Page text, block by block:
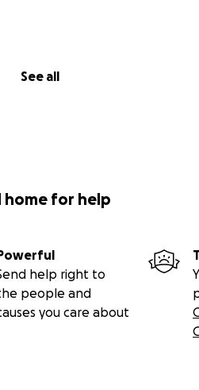
See all
hauptsächlich aufhält
dass sich die Decke über
home for help
help right to
people and
you care about